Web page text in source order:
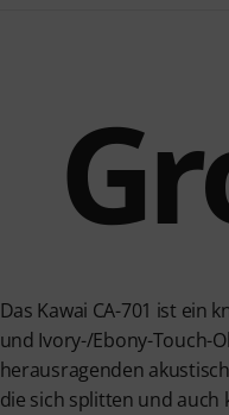
Das Kawai CA-701 ist ein
und Ivory-/Ebony-Touch-
herausragenden
die sich splitten und auch